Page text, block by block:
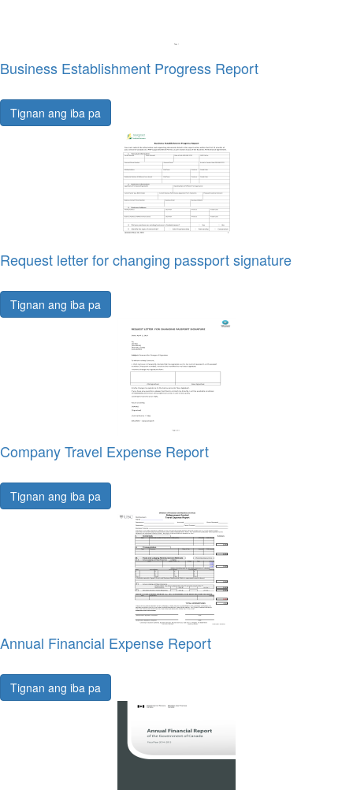
Business Establishment Progress Report
Tignan ang iba pa
Request letter for changing passport signature
Tignan ang iba pa
Company Travel Expense Report
Tignan ang iba pa
Annual Financial Expense Report
Tignan ang iba pa